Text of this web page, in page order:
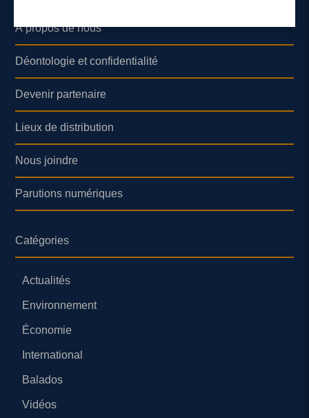
À propos de nous
Déontologie et confidentialité
Devenir partenaire
Lieux de distribution
Nous joindre
Parutions numériques
Catégories
Actualités
Environnement
Économie
International
Balados
Vidéos